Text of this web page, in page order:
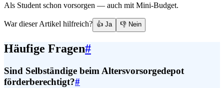
Als Student schon vorsorgen — auch mit Mini-Budget.
War dieser Artikel hilfreich? 👍 Ja 👎 Nein
Häufige Fragen#
Sind Selbständige beim Altersvorsorgedepot
förderberechtigt?#